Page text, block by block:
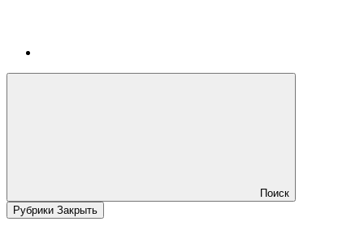
Поиск
Рубрики Закрыть